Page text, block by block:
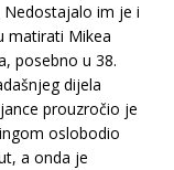
im je i
matirati Mikea
posebno u 38.
dijela
prouzročio je
oslobodio
a onda je